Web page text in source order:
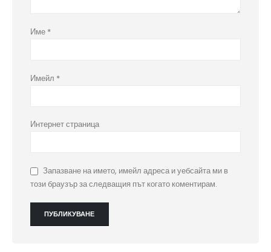
Име *
Имейл *
Интернет страница
Запазване на името, имейл адреса и уебсайта ми в
този браузър за следващия път когато коментирам.